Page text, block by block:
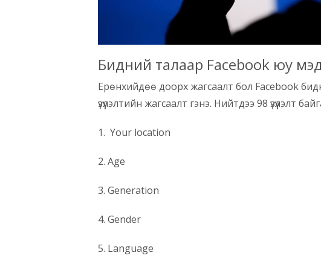
Бидний талаар Facebook юу
Ерөнхийдөө доорх жагсаалт бол Facebook
үзүүлэлтийн жагсаалт гэнэ. Нийтдээ 98 үзүүлэлт
1. Your location
2. Age
3. Generation
4. Gender
5. Language